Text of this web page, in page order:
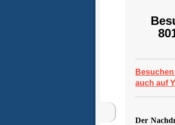
auch auf
Der